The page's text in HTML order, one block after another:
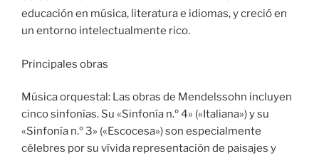
educación en música, literatura e idiomas, y creció en
un entorno intelectualmente rico.
Principales obras
Música orquestal: Las obras de Mendelssohn incluyen
cinco sinfonías. Su «Sinfonía n.º 4» («Italiana») y su
«Sinfonía n.º 3» («Escocesa») son especialmente
célebres por su vívida representación de paisajes y